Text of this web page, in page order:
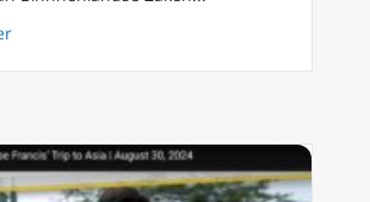
about Minister Verlinden in gesprek met